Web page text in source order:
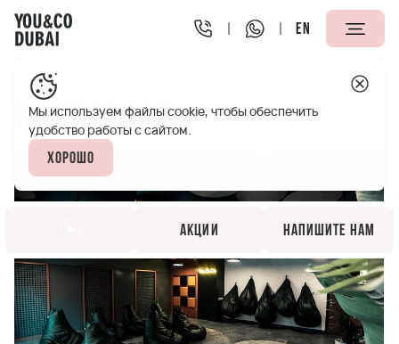
EN
You&Co Dubai
Кинотеатр
Мы используем файлы cookie, чтобы обеспечить
удобство работы с сайтом.
Хорошо
Акции Напишите нам